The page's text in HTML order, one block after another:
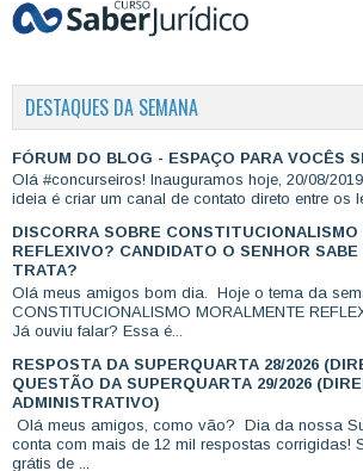
DESTAQUES DA SEMANA
FÓRUM DO BLOG - ESPAÇO PARA VOCÊS
Olá #concurseiros! Inauguramos hoje, 20/08/
ideia é criar um canal de contato direto entre os
DISCORRA SOBRE
REFLEXIVO? CANDIDATO O SENHOR
TRATA?
Olá meus amigos bom dia. Hoje o tema da
CONSTITUCIONALISMO MORALMENTE
Já ouviu falar? Essa é...
RESPOSTA DA SUPERQUARTA 28/2026
QUESTÃO DA SUPERQUARTA 29/2026
ADMINISTRATIVO)
Olá meus amigos, como vão? Dia da nossa
conta com mais de 12 mil respostas corrigidas!
grátis de ...